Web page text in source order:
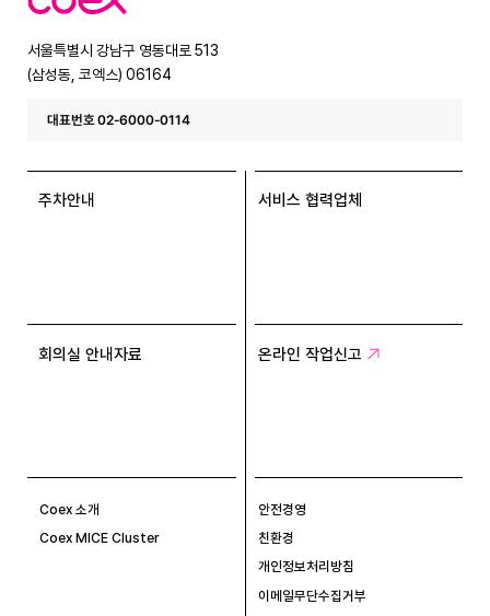
엑
서울특별시 강남구 영동대로 513
(삼성동, 코엑스) 06164
대표번호 02-6000-0114
주차안내 서비스 협력업체
회의실 안내자료 온라인 작업신고
Coex 소개
Coex MICE Cluster
안전경영
친환경
개인정보처리방침
이메일무단수집거부